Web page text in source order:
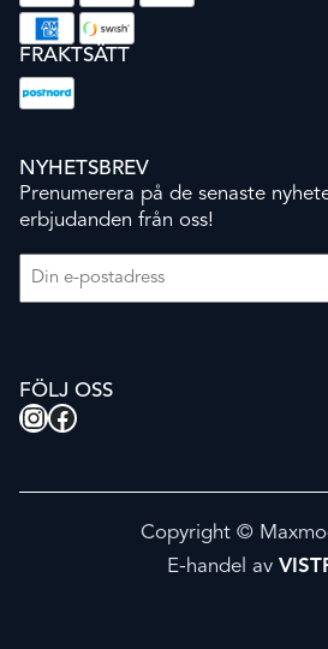
FRAKTSÄTT
NYHETSBREV
Prenumerera på de senaste
erbjudanden från oss!
FÖLJ OSS
Instagram
Facebook
Copyright ©
E-handel av